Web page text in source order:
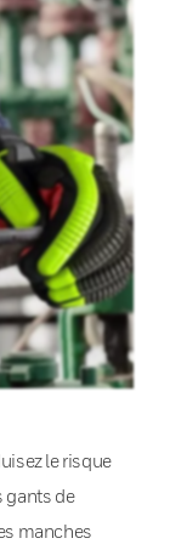
le risque
gants de
manches